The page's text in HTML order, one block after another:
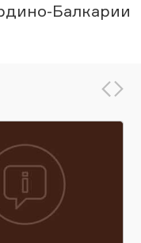
Балкарии